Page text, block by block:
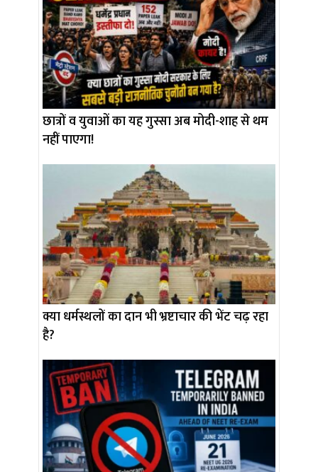
छात्रों व युवाओं का यह गुस्सा अब मोदी-शाह से थम
नहीं पाएगा!
क्या धर्मस्थलों का दान भी भ्रष्टाचार की भेंट चढ़ रहा
है?